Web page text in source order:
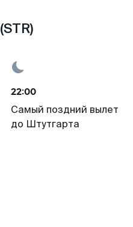
22:00
Самый поздний вылет
до Штутгарта